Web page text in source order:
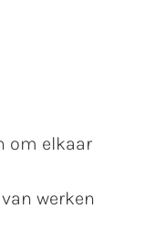
om elkaar
werken